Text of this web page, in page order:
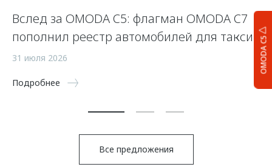
OMODA C5
Вслед за OMODA C5: флагман OMODA C7
пополнил реестр автомобилей для такси
31 июля 2026
Подробнее
5
Все предложения